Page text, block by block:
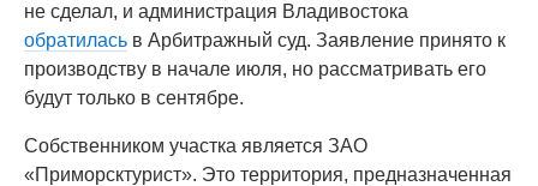
не сделал, и администрация Владивостока
обратилась в Арбитражный суд. Заявление принято к
производству в начале июля, но рассматривать его
будут только в сентябре.
Собственником участка является ЗАО
«Приморсктурист». Это территория, предназначенная